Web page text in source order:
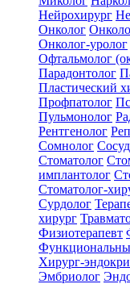
Нейрохирург
Онколог
Онколог-уролог
Офтальмолог
Парадонтолог
Пластический
Профпатолог
Пульмонолог
Рентгенолог
Сомнолог
Стоматолог
имплантолог
Стоматолог-
Сурдолог
хирург
Физиотерапевт
Хирург-
Эмбриолог